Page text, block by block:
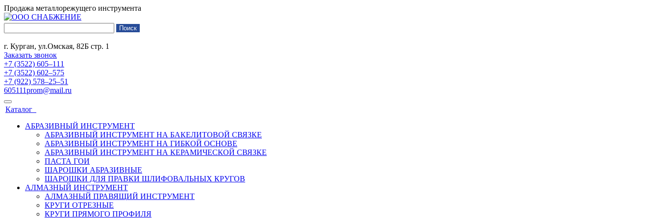
Продажа металлорежущего инструмента
г. Курган, ул.Омская, 82Б стр. 1
Заказать звонок
+7 (3522) 605‒111
+7 (3522) 602‒575
+7 (922) 578‒25‒51
605111prom@mail.ru
Каталог
АБРАЗИВНЫЙ ИНСТРУМЕНТ
АБРАЗИВНЫЙ ИНСТРУМЕНТ НА БАКЕЛИТОВОЙ СВЯЗКЕ
АБРАЗИВНЫЙ ИНСТРУМЕНТ НА ГИБКОЙ ОСНОВЕ
АБРАЗИВНЫЙ ИНСТРУМЕНТ НА КЕРАМИЧЕСКОЙ СВЯЗКЕ
ПАСТА ГОИ
ШАРОШКИ АБРАЗИВНЫЕ
ШАРОШКИ ДЛЯ ПРАВКИ ШЛИФОВАЛЬНЫХ КРУГОВ
АЛМАЗНЫЙ ИНСТРУМЕНТ
АЛМАЗНЫЙ ПРАВЯЩИЙ ИНСТРУМЕНТ
КРУГИ ОТРЕЗНЫЕ
КРУГИ ПРЯМОГО ПРОФИЛЯ